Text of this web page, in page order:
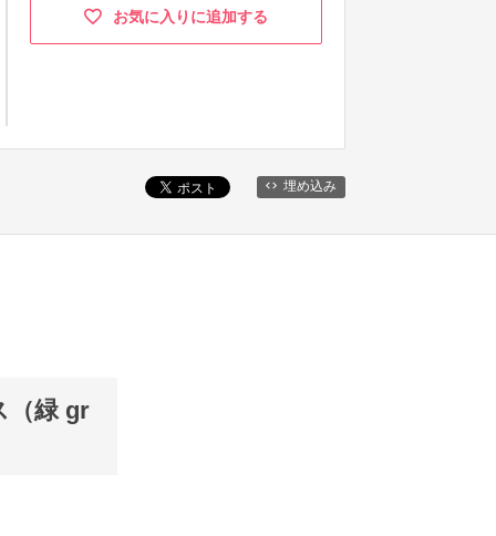
お気に入りに追加する
埋め込み
（緑 gr